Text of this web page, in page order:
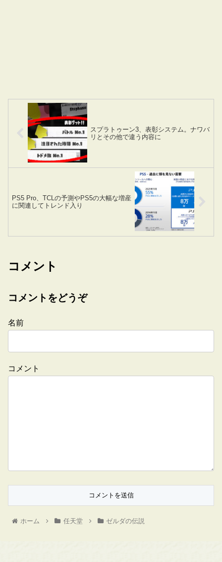
スプラトゥーン3、表彰システム。ナワバ
リとその他で違う内容に
PS5 Pro、TCLの予測やPS5の大幅な増産
に関連してトレンド入り
コメント
コメントをどうぞ
名前
コメント
ホーム 任天堂 ゼルダの伝説